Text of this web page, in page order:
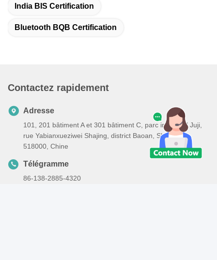
India BIS Certification
Bluetooth BQB Certification
Contactez rapidement
Adresse
101, 201 bâtiment A et 301 bâtiment C, parc industriel Juji,
rue Yabianxueziwei Shajing, district Baoan, Shenzhen,
518000, Chine
Télégramme
86-138-2885-4320